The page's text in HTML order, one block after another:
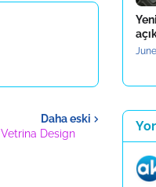
Daha eski
Vetrina Design